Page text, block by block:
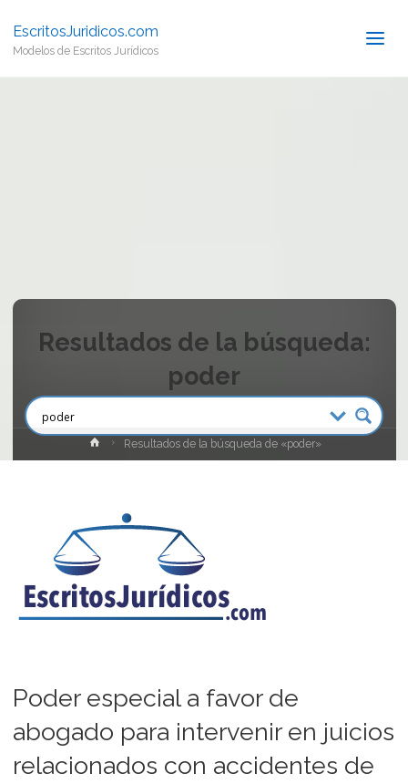
EscritosJuridicos.com
Modelos de Escritos Jurídicos
Resultados de la búsqueda:
poder
InicioResultados de la búsqueda de «poder»
Poder especial a favor de
abogado para intervenir en juicios
relacionados con accidentes de